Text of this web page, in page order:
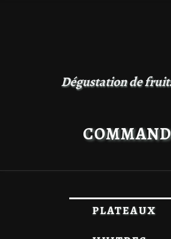
Dégustation de
PLATEAUX